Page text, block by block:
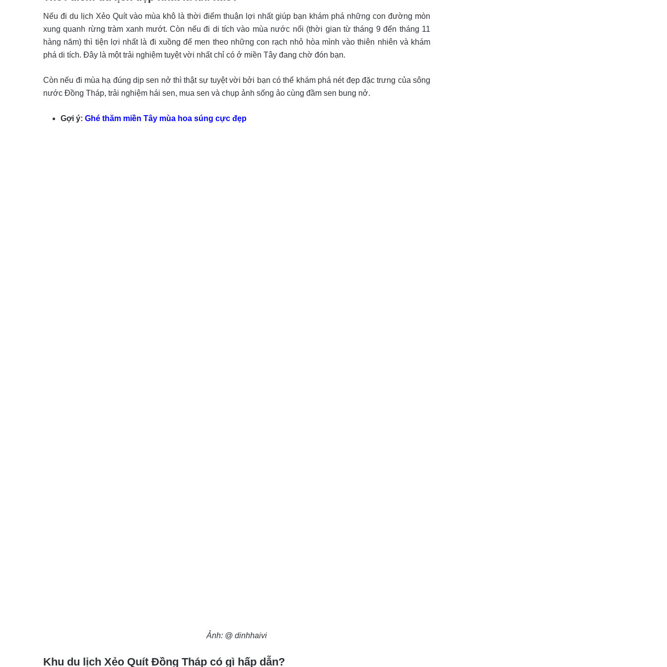
Nếu đi du lịch Xẻo Quít vào mùa khô là thời điểm thuận lợi nhất giúp bạn khám phá những con đường mòn
xung quanh rừng tràm xanh mướt. Còn nếu đi di tích vào mùa nước nổi (thời gian từ tháng 9 đến tháng 11
hàng năm) thì tiện lợi nhất là đi xuồng để men theo những con rạch nhỏ hòa mình vào thiên nhiên và khám
phá di tích. Đây là một trải nghiệm tuyệt vời nhất chỉ có ở miền Tây đang chờ đón bạn.
Còn nếu đi mùa hạ đúng dịp sen nở thì thật sự tuyệt vời bởi bạn có thể khám phá nét đẹp đặc trưng của sông
nước Đồng Tháp, trải nghiệm hái sen, mua sen và chụp ảnh sống ảo cùng đầm sen bung nở.
Gợi ý: Ghé thăm miền Tây mùa hoa súng cực đẹp
Ảnh: @ dinhhaivi
Khu du lịch Xẻo Quít Đồng Tháp có gì hấp dẫn?